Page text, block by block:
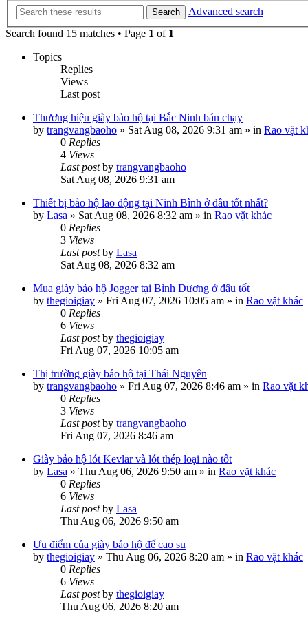
Search
Advanced search
Search found 15 matches • Page 1 of 1
Topics
Replies
Views
Last post
Thương hiệu giày bảo hộ tại Bắc Ninh bán chạy
by trangvangbaoho » Sat Aug 08, 2026 9:31 am » in Rao vặt
0 Replies
4 Views
Last postby trangvangbaoho
Sat Aug 08, 2026 9:31 am
Thiết bị bảo hộ lao động tại Ninh Bình ở đâu tốt nhất?
by Lasa » Sat Aug 08, 2026 8:32 am » in Rao vặt khác
0 Replies
3 Views
Last postby Lasa
Sat Aug 08, 2026 8:32 am
Mua giày bảo hộ Jogger tại Bình Dương ở đâu tốt
by thegioigiay » Fri Aug 07, 2026 10:05 am » in Rao vặt khác
0 Replies
6 Views
Last postby thegioigiay
Fri Aug 07, 2026 10:05 am
Thị trường giày bảo hộ tại Thái Nguyên
by trangvangbaoho » Fri Aug 07, 2026 8:46 am » in Rao vặt
0 Replies
3 Views
Last postby trangvangbaoho
Fri Aug 07, 2026 8:46 am
Giày bảo hộ lót Kevlar và lót thép loại nào tốt
by Lasa » Thu Aug 06, 2026 9:50 am » in Rao vặt khác
0 Replies
6 Views
Last postby Lasa
Thu Aug 06, 2026 9:50 am
Ưu điểm của giày bảo hộ đế cao su
by thegioigiay » Thu Aug 06, 2026 8:20 am » in Rao vặt khác
0 Replies
6 Views
Last postby thegioigiay
Thu Aug 06, 2026 8:20 am